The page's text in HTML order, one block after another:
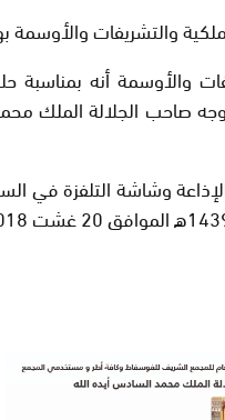
والتشريفات
والأوسمة أنه بمناسبة
صاحب الجلالة الملك
وشاشة التلفزة في